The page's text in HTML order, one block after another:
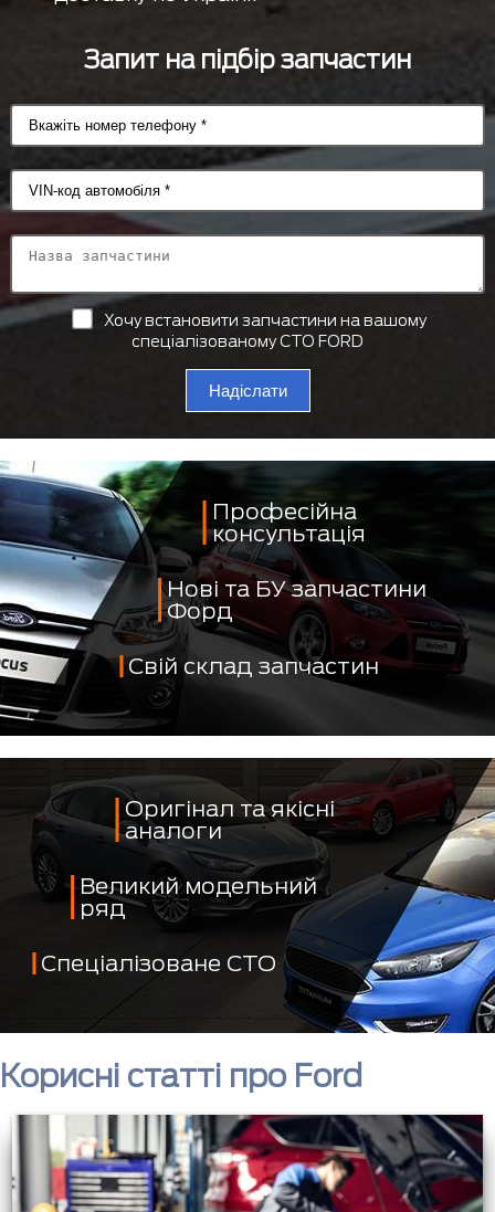
Запит на підбір запчастин
Хочу встановити запчастини на вашому
спеціалізованому СТО FORD
Надіслати
Професійна
консультація
Нові та БУ запчастини
Форд
Свій склад запчастин
Оригінал та якісні
аналоги
Великий модельний
ряд
Спеціалізоване СТО
Корисні статті про Ford